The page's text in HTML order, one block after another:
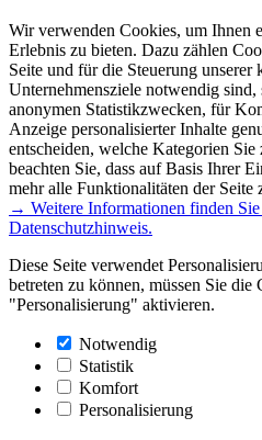
Wir verwenden Cookies, um Ihnen
Erlebnis zu bieten. Dazu zählen
Seite und für die Steuerung unserer
Unternehmensziele notwendig
anonymen Statistikzwecken, für
Anzeige personalisierter Inhalte
entscheiden, welche Kategorien Sie
beachten Sie, dass auf Basis Ihrer
mehr alle Funktionalitäten der Seite
→ Weitere Informationen finden Sie
Datenschutzhinweis.
Diese Seite verwendet
betreten zu können, müssen Sie die
"Personalisierung" aktivieren.
Notwendig
Statistik
Komfort
Personalisierung